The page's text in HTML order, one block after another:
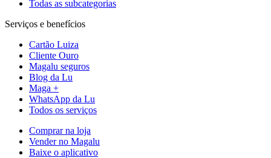
Todas as subcategorias
Serviços e benefícios
Cartão Luiza
Cliente Ouro
Magalu seguros
Blog da Lu
Maga +
WhatsApp da Lu
Todos os serviços
Comprar na loja
Vender no Magalu
Baixe o aplicativo